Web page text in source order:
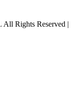
. All Rights Reserved |